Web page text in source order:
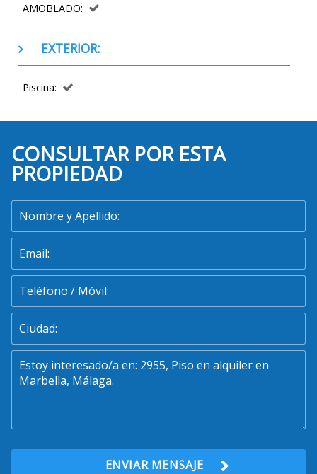
AMOBLADO:
EXTERIOR:
Piscina:
CONSULTAR POR ESTA
PROPIEDAD
ENVIAR MENSAJE